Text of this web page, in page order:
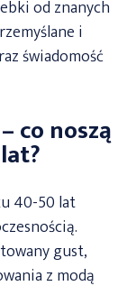
od znanych
i
świadomość
co noszą
40-50 lat
gust,
z modą